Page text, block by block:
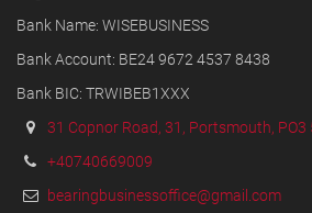
Bank Name: WISEBUSINESS
Bank Account: BE24 9672 4537 8438
Bank BIC: TRWIBEB1XXX
31 Copnor Road, 31, Portsmouth, PO3
+40740669009
bearingbusinessoffice@gmail.com